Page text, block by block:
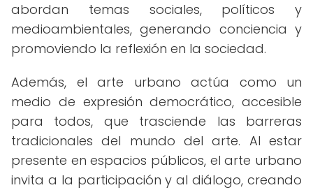
abordan temas sociales, políticos y
medioambientales, generando conciencia y
promoviendo la reflexión en la sociedad.
Además, el arte urbano actúa como un
medio de expresión democrático, accesible
para todos, que trasciende las barreras
tradicionales del mundo del arte. Al estar
presente en espacios públicos, el arte urbano
invita a la participación y al diálogo, creando